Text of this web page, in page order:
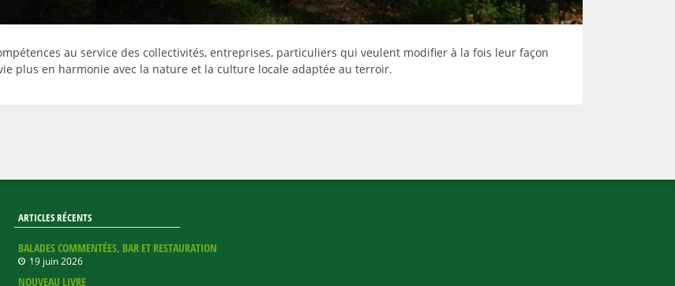
au service des collectivités, entreprises, particuliers qui veulent modifier à la fois leur façon
plus en harmonie avec la nature et la culture locale adaptée au terroir.
ARTICLES RÉCENTS
BALADES COMMENTÉES, BAR ET RESTAURATION
19 juin 2026
NOUVEAU LIVRE